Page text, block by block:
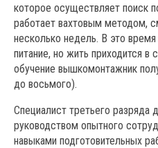
которое осуществляет поиск
работает вахтовым методом,
несколько недель. В это
питание, но жить приходится
обучение вышкомонтажник
до восьмого).
Специалист третьего разряда
руководством опытного
навыками подготовительных